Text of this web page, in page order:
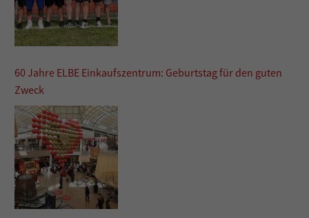
60 Jahre ELBE Einkaufszentrum: Geburtstag für den guten
Zweck